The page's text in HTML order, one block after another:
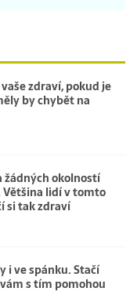
zdraví, pokud je
by chybět na
žádných okolností
lidí v tomto
si tak zdraví
i ve spánku. Stačí
s tím pomohou